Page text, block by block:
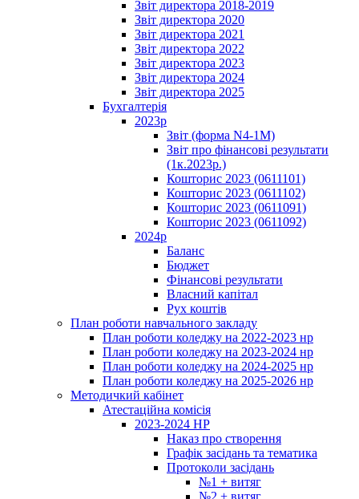
Звіт директора 2018-2019
Звіт директора 2020
Звіт директора 2021
Звіт директора 2022
Звіт директора 2023
Звіт директора 2024
Звіт директора 2025
Бухгалтерія
2023р
Звіт (форма N4-1M)
Звіт про фінансові результати
(1к.2023р.)
Кошторис 2023 (0611101)
Кошторис 2023 (0611102)
Кошторис 2023 (0611091)
Кошторис 2023 (0611092)
2024р
Баланс
Бюджет
Фінансові результати
Власний капітал
Рух коштів
План роботи навчального закладу
План роботи коледжу на 2022-2023 нр
План роботи коледжу на 2023-2024 нр
План роботи коледжу на 2024-2025 нр
План роботи коледжу на 2025-2026 нр
Методичкий кабінет
Атестаційна комісія
2023-2024 НР
Наказ про створення
Графік засідань та тематика
Протоколи засідань
№1 + витяг